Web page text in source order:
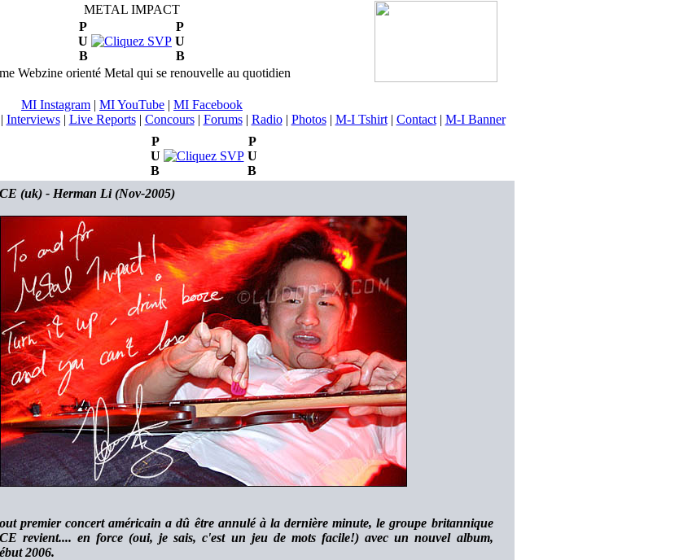
METAL IMPACT
P
U
B
P
U
B
Webzine orienté Metal qui se renouvelle au quotidien
MI Instagram | MI YouTube | MI Facebook
Interviews| Live Reports| Concours| Forums| Radio| Photos| M-I Tshirt| Contact| M-I Banner
P
U
B
P
U
B
(uk) - Herman Li (Nov-2005)
premier concert américain a dû être annulé à la dernière minute, le groupe britannique
revient.... en force (oui, je sais, c'est un jeu de mots facile!) avec un nouvel album,
2006.